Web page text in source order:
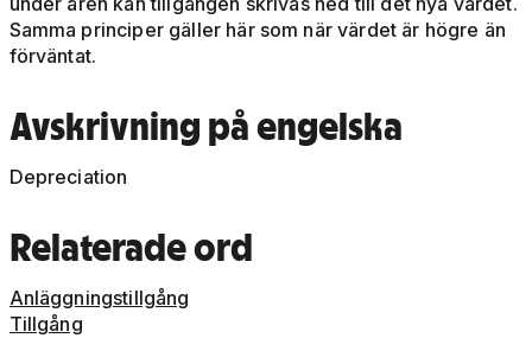
Samma principer gäller här som när värdet är högre än
förväntat.
Avskrivning på engelska
Depreciation
Relaterade ord
Anläggningstillgång
Tillgång